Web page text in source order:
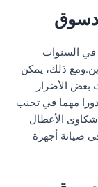
في السنوات
ذلك، يمكن
بعض الأضرار
مهما في تجنب
الأعطال
صيانة أجهزة